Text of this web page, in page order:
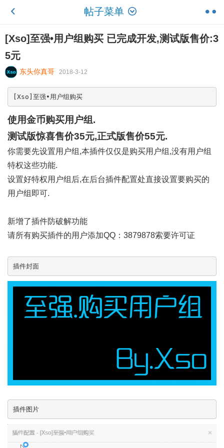
帖子菜单
[Xso]至强•用户组购买 已完成开发,测试版售价:3
5元
东头你真哥 2018-3-12
[Xso]至强•用户组购买
使用金币购买用户组.
测试版惊喜售价35元,正式版售价55元.
你需要先设置用户组,本插件仅仅是购买用户组,没有用户组
特权这些功能.
设置好特权用户组后,在后台插件配置处直接设置要购买的
用户组即可.
新增了插件防破解功能
请所有购买插件的用户添加QQ：3879878索要许可证
插件封面
插件图片